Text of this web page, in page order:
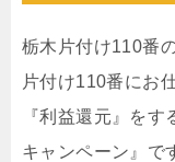
栃木片付け110番
片付け110番にお
『利益還元』を
キャンペーン』で